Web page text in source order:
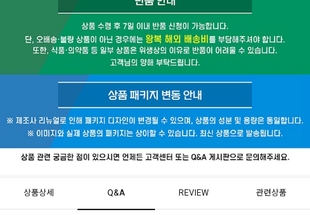
상품상세 Q&A REVIEW 관련상품